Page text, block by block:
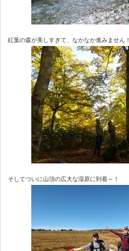
紅葉の森が美しすぎて、なかなか進みません！
そしてついに山頂の広大な湿原に到着～！